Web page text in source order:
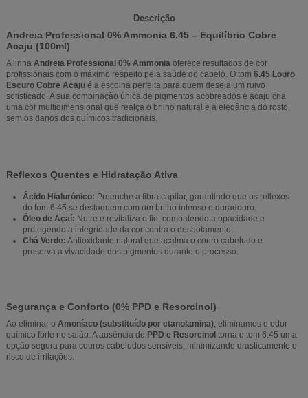
Descrição
Andreia Professional 0% Ammonia 6.45 – Equilíbrio Cobre
Acaju (100ml)
A linha Andreia Professional 0% Ammonia oferece resultados de cor
profissionais com o máximo respeito pela saúde do cabelo. O tom 6.45 Louro
Escuro Cobre Acaju é a escolha perfeita para quem deseja um ruivo
sofisticado. A sua combinação única de pigmentos acobreados e acaju cria
uma cor multidimensional que realça o brilho natural e a elegância do rosto,
sem os danos dos químicos tradicionais.
Reflexos Quentes e Hidratação Ativa
Ácido Hialurónico: Preenche a fibra capilar, garantindo que os reflexos
do tom 6.45 se destaquem com um brilho intenso e duradouro.
Óleo de Açaí: Nutre e revitaliza o fio, combatendo a opacidade e
protegendo a integridade da cor contra o desbotamento.
Chá Verde: Antioxidante natural que acalma o couro cabeludo e
preserva a vivacidade dos pigmentos durante o processo.
Segurança e Conforto (0% PPD e Resorcinol)
Ao eliminar o Amoníaco (substituído por etanolamina), eliminamos o odor
químico forte no salão. A ausência de PPD e Resorcinol torna o tom 6.45 uma
opção segura para couros cabeludos sensíveis, minimizando drasticamente o
risco de irritações.